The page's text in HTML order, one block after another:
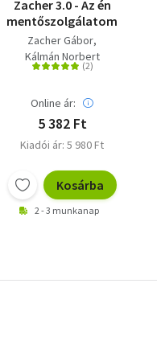
Zacher 3.0 - Az én
mentőszolgálatom
Zacher Gábor
Kálmán Norbert
Online ár:
5 382 Ft
Kiadói ár: 5 980 Ft
Kosárba
2 - 3 munkanap